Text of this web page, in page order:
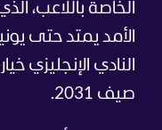
الخاصة باللاعب،
النادي الإنجليزي
صيف 2031.